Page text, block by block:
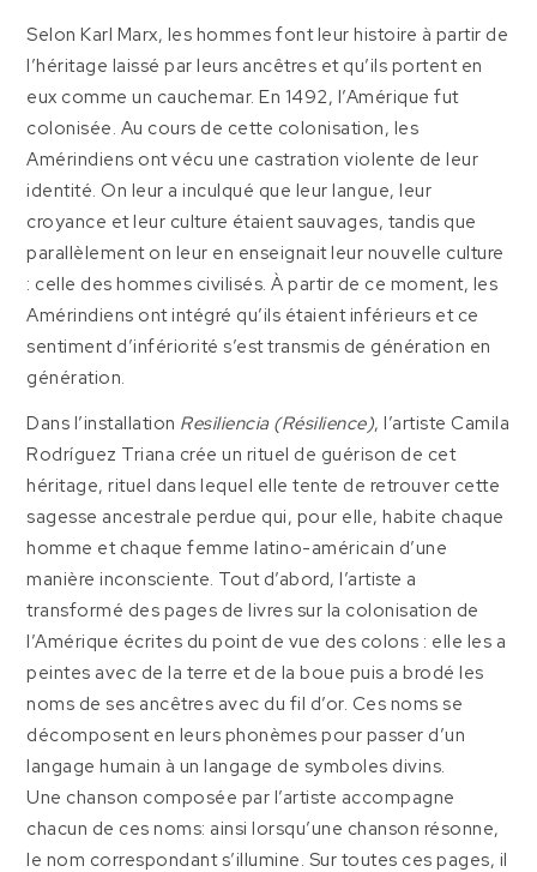
Selon Karl Marx, les hommes font leur histoire à partir de
l’héritage laissé par leurs ancêtres et qu’ils portent en
eux comme un cauchemar. En 1492, l’Amérique fut
colonisée. Au cours de cette colonisation, les
Amérindiens ont vécu une castration violente de leur
identité. On leur a inculqué que leur langue, leur
croyance et leur culture étaient sauvages, tandis que
parallèlement on leur en enseignait leur nouvelle culture
: celle des hommes civilisés. À partir de ce moment, les
Amérindiens ont intégré qu’ils étaient inférieurs et ce
sentiment d’infériorité s’est transmis de génération en
génération.
Dans l’installation Resiliencia (Résilience), l’artiste Camila
Rodríguez Triana crée un rituel de guérison de cet
héritage, rituel dans lequel elle tente de retrouver cette
sagesse ancestrale perdue qui, pour elle, habite chaque
homme et chaque femme latino-américain d’une
manière inconsciente. Tout d’abord, l’artiste a
transformé des pages de livres sur la colonisation de
l’Amérique écrites du point de vue des colons : elle les a
peintes avec de la terre et de la boue puis a brodé les
noms de ses ancêtres avec du fil d’or. Ces noms se
décomposent en leurs phonèmes pour passer d’un
langage humain à un langage de symboles divins.
Une chanson composée par l’artiste accompagne
chacun de ces noms: ainsi lorsqu’une chanson résonne,
le nom correspondant s’illumine. Sur toutes ces pages, il